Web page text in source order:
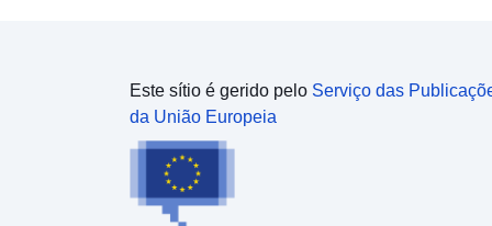
Este sítio é gerido pelo Serviço das
da União Europeia